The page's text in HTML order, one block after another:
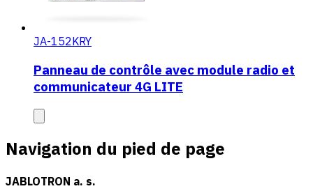
JA-152KRY
Panneau de contrôle avec module radio et
communicateur 4G LITE
Navigation du pied de page
JABLOTRON a. s.